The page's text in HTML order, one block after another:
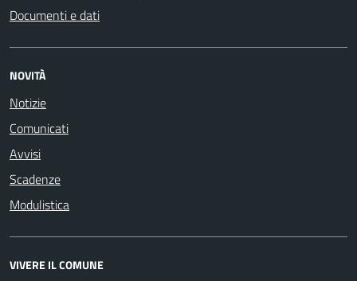
Documenti e dati
NOVITÀ
Notizie
Comunicati
Avvisi
Scadenze
Modulistica
VIVERE IL COMUNE